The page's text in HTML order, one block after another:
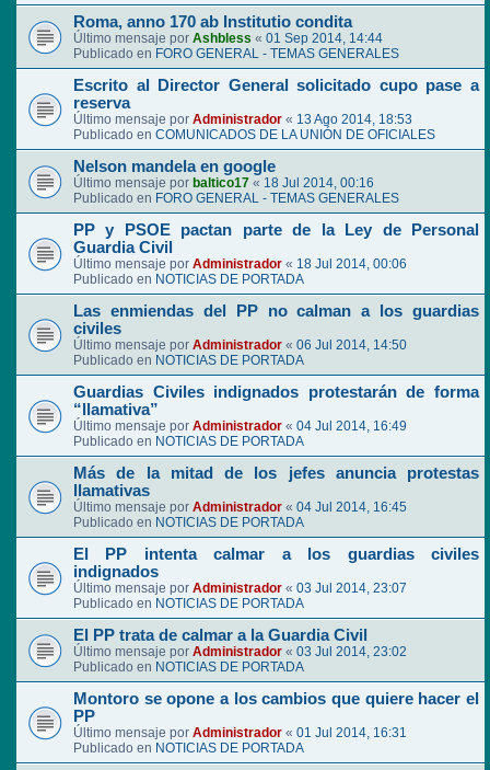
Roma, anno 170 ab Institutio condita
Último mensaje por Ashbless « 01 Sep 2014, 14:44
Publicado en FORO GENERAL - TEMAS GENERALES
Escrito al Director General solicitado cupo pase a
reserva
Último mensaje por Administrador « 13 Ago 2014, 18:53
Publicado en COMUNICADOS DE LA UNIÓN DE OFICIALES
Nelson mandela en google
Último mensaje por baltico17 « 18 Jul 2014, 00:16
Publicado en FORO GENERAL - TEMAS GENERALES
PP y PSOE pactan parte de la Ley de Personal
Guardia Civil
Último mensaje por Administrador « 18 Jul 2014, 00:06
Publicado en NOTICIAS DE PORTADA
Las enmiendas del PP no calman a los guardias
civiles
Último mensaje por Administrador « 06 Jul 2014, 14:50
Publicado en NOTICIAS DE PORTADA
Guardias Civiles indignados protestarán de forma
“llamativa”
Último mensaje por Administrador « 04 Jul 2014, 16:49
Publicado en NOTICIAS DE PORTADA
Más de la mitad de los jefes anuncia protestas
llamativas
Último mensaje por Administrador « 04 Jul 2014, 16:45
Publicado en NOTICIAS DE PORTADA
El PP intenta calmar a los guardias civiles
indignados
Último mensaje por Administrador « 03 Jul 2014, 23:07
Publicado en NOTICIAS DE PORTADA
El PP trata de calmar a la Guardia Civil
Último mensaje por Administrador « 03 Jul 2014, 23:02
Publicado en NOTICIAS DE PORTADA
Montoro se opone a los cambios que quiere hacer el
PP
Último mensaje por Administrador « 01 Jul 2014, 16:31
Publicado en NOTICIAS DE PORTADA